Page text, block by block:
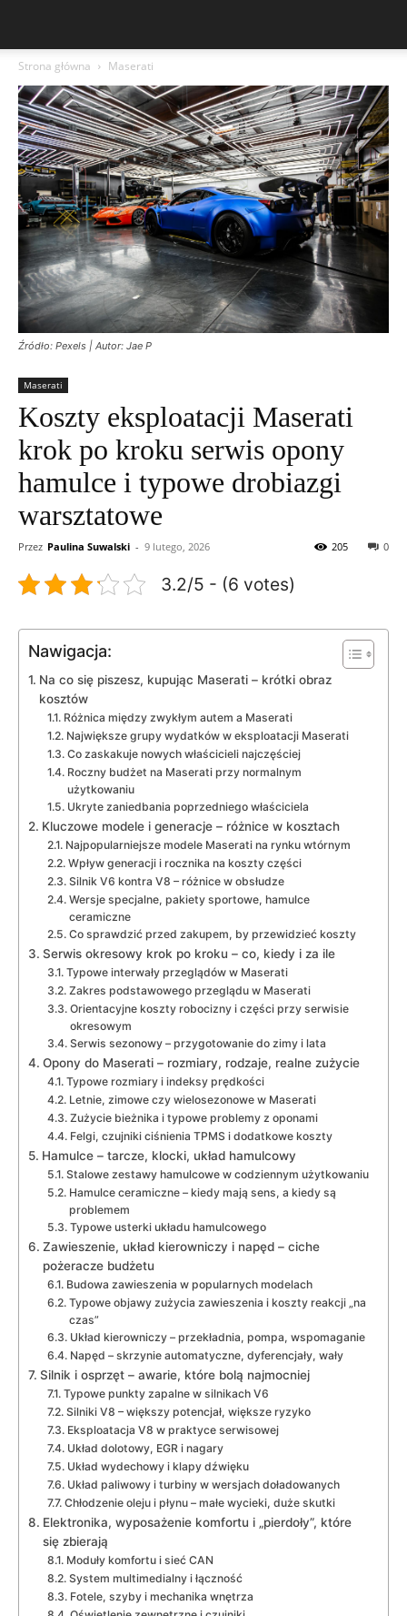
Strona główna Maserati
Źródło: Pexels | Autor: Jae P
Maserati
Koszty eksploatacji Maserati
krok po kroku serwis opony
hamulce i typowe drobiazgi
warsztatowe
Przez Paulina Suwalski - 9 lutego, 2026 0
205
3.2/5 - (6 votes)
Nawigacja:
Na co się piszesz, kupując Maserati – krótki obraz
kosztów
Różnica między zwykłym autem a Maserati
Największe grupy wydatków w eksploatacji Maserati
Co zaskakuje nowych właścicieli najczęściej
Roczny budżet na Maserati przy normalnym
użytkowaniu
Ukryte zaniedbania poprzedniego właściciela
Kluczowe modele i generacje – różnice w kosztach
Najpopularniejsze modele Maserati na rynku wtórnym
Wpływ generacji i rocznika na koszty części
Silnik V6 kontra V8 – różnice w obsłudze
Wersje specjalne, pakiety sportowe, hamulce
ceramiczne
Co sprawdzić przed zakupem, by przewidzieć koszty
Serwis okresowy krok po kroku – co, kiedy i za ile
Typowe interwały przeglądów w Maserati
Zakres podstawowego przeglądu w Maserati
Orientacyjne koszty robocizny i części przy serwisie
okresowym
Serwis sezonowy – przygotowanie do zimy i lata
Opony do Maserati – rozmiary, rodzaje, realne zużycie
Typowe rozmiary i indeksy prędkości
Letnie, zimowe czy wielosezonowe w Maserati
Zużycie bieżnika i typowe problemy z oponami
Felgi, czujniki ciśnienia TPMS i dodatkowe koszty
Hamulce – tarcze, klocki, układ hamulcowy
Stalowe zestawy hamulcowe w codziennym użytkowaniu
Hamulce ceramiczne – kiedy mają sens, a kiedy są
problemem
Typowe usterki układu hamulcowego
Zawieszenie, układ kierowniczy i napęd – ciche
pożeracze budżetu
Budowa zawieszenia w popularnych modelach
Typowe objawy zużycia zawieszenia i koszty reakcji „na
czas”
Układ kierowniczy – przekładnia, pompa, wspomaganie
Napęd – skrzynie automatyczne, dyferencjały, wały
Silnik i osprzęt – awarie, które bolą najmocniej
Typowe punkty zapalne w silnikach V6
Silniki V8 – większy potencjał, większe ryzyko
Eksploatacja V8 w praktyce serwisowej
Układ dolotowy, EGR i nagary
Układ wydechowy i klapy dźwięku
Układ paliwowy i turbiny w wersjach doładowanych
Chłodzenie oleju i płynu – małe wycieki, duże skutki
Elektronika, wyposażenie komfortu i „pierdoły”, które
się zbierają
Moduły komfortu i sieć CAN
System multimedialny i łączność
Fotele, szyby i mechanika wnętrza